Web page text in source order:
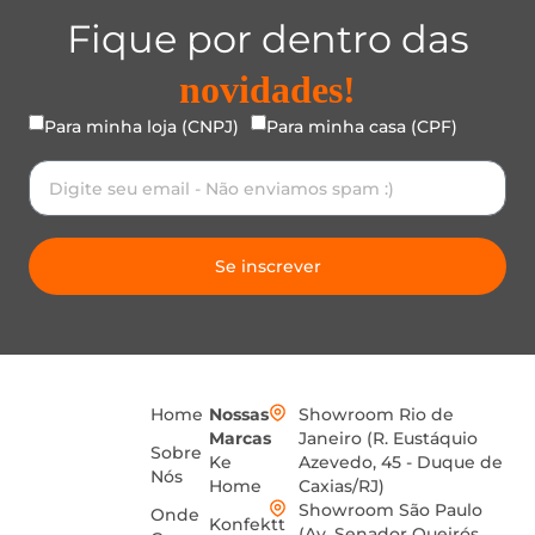
Fique por dentro das
novidades!
Para minha loja (CNPJ) Para minha casa (CPF)
Se inscrever
Home
Sobre
Nós
Onde
Nossas
Marcas
Ke
Home
Konfektt
Showroom Rio de
Janeiro (R. Eustáquio
Azevedo, 45 - Duque de
Caxias/RJ)
Showroom São Paulo